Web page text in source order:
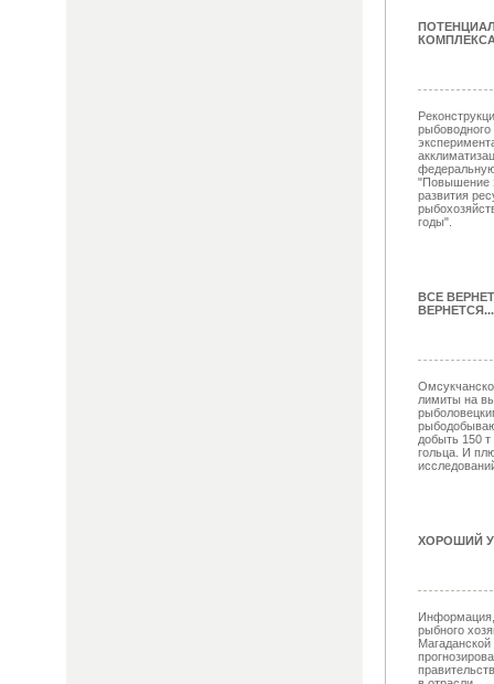
"Повышение
развития
годы".
ВСЕ
ВЕРНЕТСЯ...
лимиты на
добыть 150
гольца. И
ХОРОШИЙ
Информация,
рыбного
Магаданской